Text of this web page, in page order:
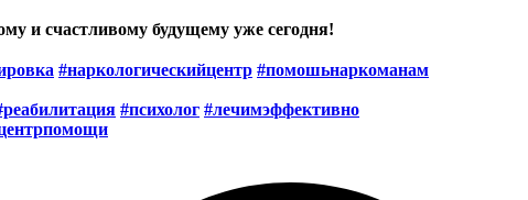
и счастливому будущему уже сегодня!
#наркологическийцентр #помошьнаркоманам
#психолог #лечимэффективно